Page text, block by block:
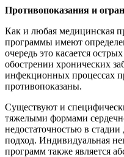
Противопоказания и
Как и любая медицинская
программы имеют
очередь это касается
обострении хронических
инфекционных процессах
противопоказаны.
Существуют и
тяжелыми формами
недостаточностью в
подход. Индивидуальная
программ также является